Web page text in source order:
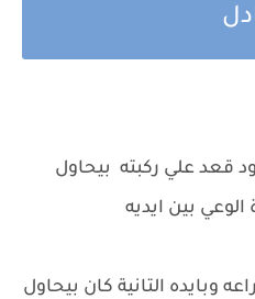
علي ركبته بيحاول
بين ايديه
وبايده التانية كان بيحاول